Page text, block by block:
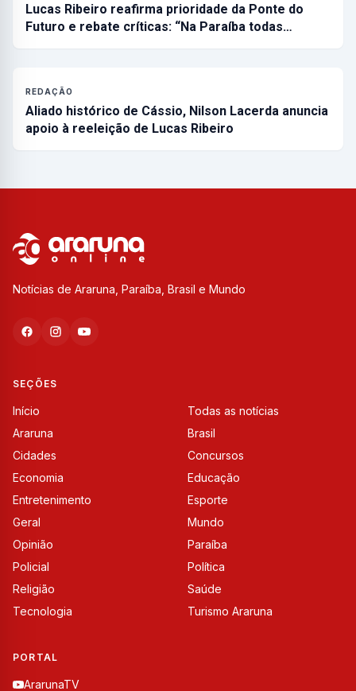
Lucas Ribeiro reafirma prioridade da Ponte do
Futuro e rebate críticas: “Na Paraíba todas…
REDAÇÃO
Aliado histórico de Cássio, Nilson Lacerda anuncia
apoio à reeleição de Lucas Ribeiro
Notícias de Araruna, Paraíba, Brasil e Mundo
SEÇÕES
Início
Todas as notícias
Araruna
Brasil
Cidades
Concursos
Economia
Educação
Entretenimento
Esporte
Geral
Mundo
Opinião
Paraíba
Policial
Política
Religião
Saúde
Tecnologia
Turismo Araruna
PORTAL
ArarunaTV